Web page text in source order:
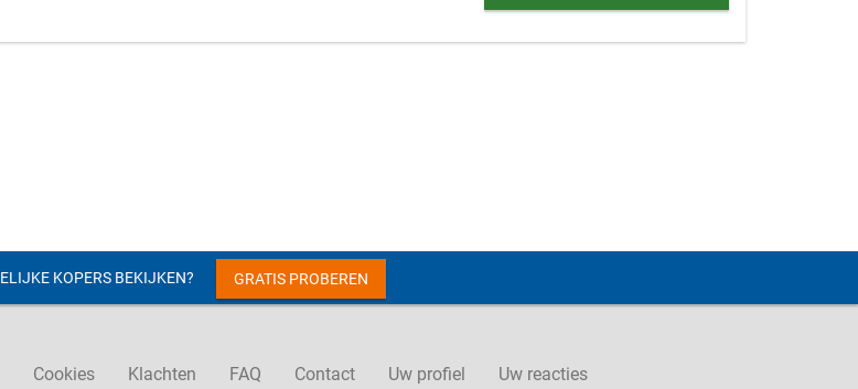
KOPERS BEKIJKEN? GRATIS PROBEREN
Cookies Klachten FAQ Contact Uw profiel Uw reacties